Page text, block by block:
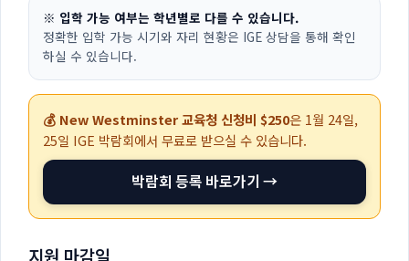
※ 입학 가능 여부는 학년별로 다를 수 있습니다.
정확한 입학 가능 시기와 자리 현황은 IGE 상담을 통해 확인
하실 수 있습니다.
💰 New Westminster 교육청 신청비 $250은 1월 24일,
25일 IGE 박람회에서 무료로 받으실 수 있습니다.
박람회 등록 바로가기 →
지원 마감일